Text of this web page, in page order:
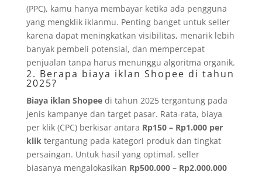
(PPC), kamu hanya membayar ketika ada pengguna
yang mengklik iklanmu. Penting banget untuk seller
karena dapat meningkatkan visibilitas, menarik lebih
banyak pembeli potensial, dan mempercepat
penjualan tanpa harus menunggu algoritma organik.
2. Berapa biaya iklan Shopee di tahun
2025?
Biaya iklan Shopeedi tahun 2025 tergantung pada
jenis kampanye dan target pasar. Rata-rata, biaya
per klik (CPC) berkisar antara Rp150 – Rp1.000 per
kliktergantung pada kategori produk dan tingkat
persaingan. Untuk hasil yang optimal, seller
biasanya mengalokasikan Rp500.000 – Rp2.000.000